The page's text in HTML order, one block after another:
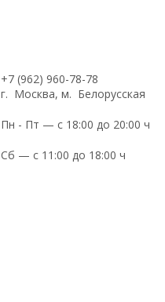
+7 (962) 960-78-78
г. Москва, м. Белорусская
Пн - Пт — с 18:00 до 20:00 ч
Сб — с 11:00 до 18:00 ч